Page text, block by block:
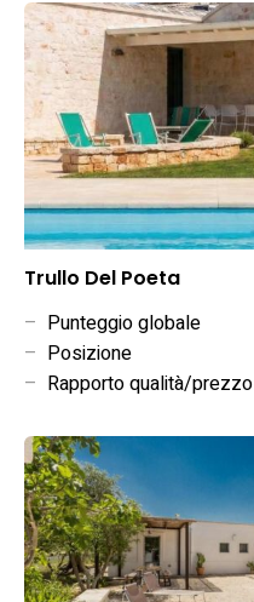
Trullo Del Poeta
– Punteggio globale
– Posizione
– Rapporto qualità/prezzo